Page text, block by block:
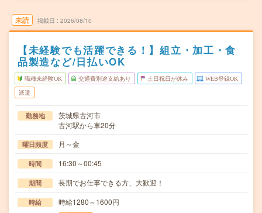
未読 掲載日 2026/08/10
【未経験でも活躍できる！】組立・加工・食
品製造など/日払いOK
職種未経験OK 交通費別途支給あり 土日祝日が休み WEB登録OK
派遣
勤務地
茨城県古河市
古河駅から車20分
曜日頻度 月～金
時間 16:30～00:45
期間 長期でお仕事できる方、大歓迎！
時給 時給1280～1600円